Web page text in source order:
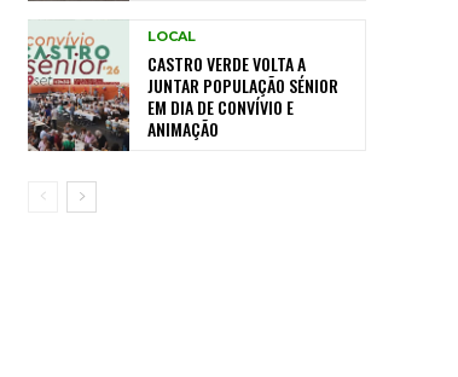
LOCAL
CASTRO VERDE VOLTA A
JUNTAR POPULAÇÃO SÉNIOR
EM DIA DE CONVÍVIO E
ANIMAÇÃO